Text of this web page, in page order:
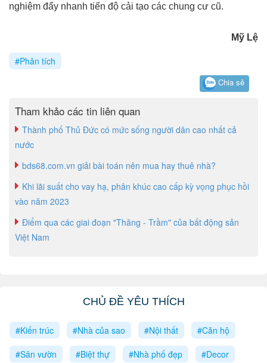
nghiệm đẩy nhanh tiến độ cải tạo các chung cư cũ.
Mỹ Lệ
#Phân tích
Chia sẻ
Tham khảo các tin liên quan
Thành phố Thủ Đức có mức sống người dân cao nhất cả
nước
bds68.com.vn giải bài toán nên mua hay thuê nhà?
Khi lãi suất cho vay hạ, phân khúc cao cấp kỳ vọng phục hồi
vào năm 2023
Điểm qua các giai đoạn "Thăng - Trầm" của bất động sản
Việt Nam
CHỦ ĐỀ YÊU THÍCH
#Kiến trúc #Nhà của sao #Nội thất
#Căn hộ
#Sân vườn
#Biệt thự #Nhà phố đẹp
#Decor